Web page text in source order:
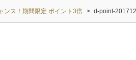
ンス！期間限定 ポイント3倍 > d-point-